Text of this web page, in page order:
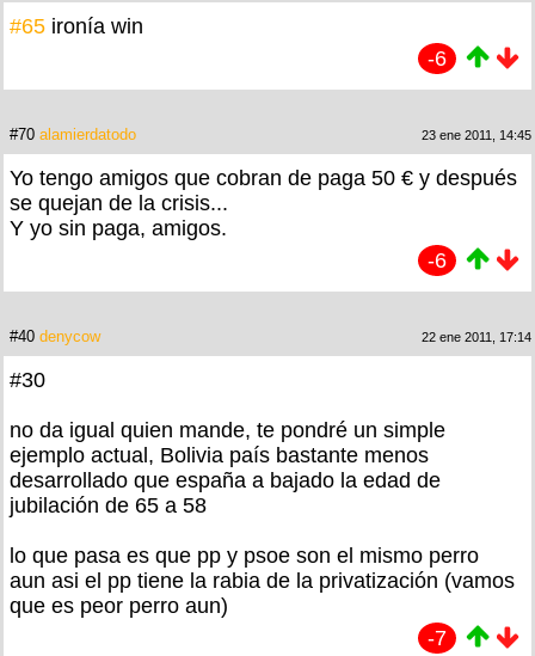
#65 ironía win
-6
#70 alamierdatodo 23 ene 2011, 14:45
Yo tengo amigos que cobran de paga 50 € y después
se quejan de la crisis...
Y yo sin paga, amigos.
-6
#40 denycow 22 ene 2011, 17:14
#30
no da igual quien mande, te pondré un simple
ejemplo actual, Bolivia país bastante menos
desarrollado que españa a bajado la edad de
jubilación de 65 a 58
lo que pasa es que pp y psoe son el mismo perro
aun asi el pp tiene la rabia de la privatización (vamos
que es peor perro aun)
-7